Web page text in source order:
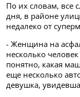
По их словам, все
дня, в районе
недалеко от
- Женщина на
несколько
понятно, какая
еще несколько
девушка,